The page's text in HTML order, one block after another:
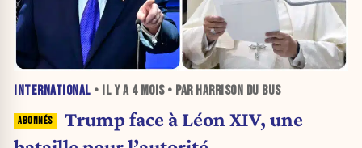
INTERNATIONAL • IL Y A 4 MOIS• PAR HARRISON DU BUS
Trump face à Léon XIV, une